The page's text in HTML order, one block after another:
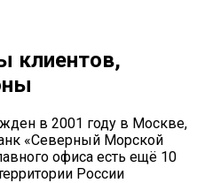
клиентов,
в 2001 году в Москве,
«Северный Морской
офиса есть ещё 10
России